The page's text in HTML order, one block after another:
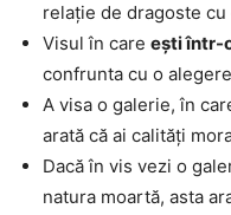
relație de dragoste cu
Visul în care ești într-
confrunta cu o
A visa o galerie, în
arată că ai calități
Dacă în vis vezi o
natura moartă, asta